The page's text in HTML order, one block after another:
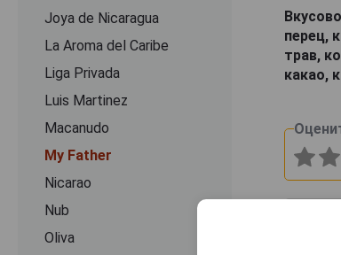
Joya de Nicaragua
La Aroma del Caribe
Liga Privada
Luis Martinez
Macanudo
My Father
Nicarao
Nub
Oliva
перец,
трав,
какао,